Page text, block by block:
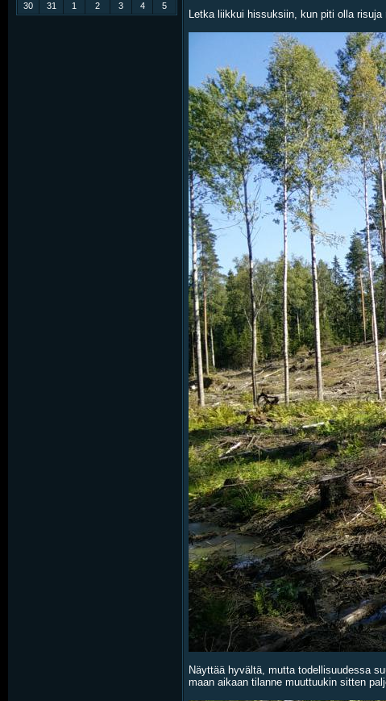
Letka liikkui hissuksiin, kun piti olla risuja
Näyttää hyvältä, mutta todellisuudessa
maan aikaan tilanne muuttuukin sitten
30
31 1 2 3 4 5